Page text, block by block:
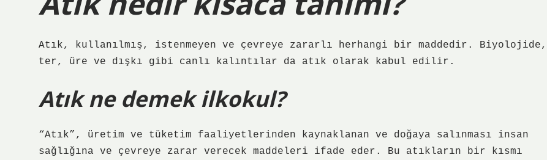
Atık, kullanılmış, istenmeyen ve çevreye zararlı herhangi bir maddedir. Biyolojide,
ter, üre ve dışkı gibi canlı kalıntılar da atık olarak kabul edilir.
Atık ne demek ilkokul?
“Atık”, üretim ve tüketim faaliyetlerinden kaynaklanan ve doğaya salınması insan
sağlığına ve çevreye zarar verecek maddeleri ifade eder. Bu atıkların bir kısmı